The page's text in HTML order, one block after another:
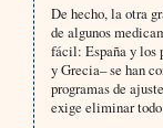
De hecho, la otra
de algunos
fácil: España y los
y Grecia– se han
programas de
exige eliminar